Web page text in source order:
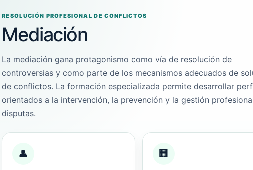
RESOLUCIÓN PROFESIONAL DE CONFLICTOS
Mediación
La mediación gana protagonismo como vía de resolución de
controversias y como parte de los mecanismos adecuados de
de conflictos. La formación especializada permite desarrollar
orientados a la intervención, la prevención y la gestión
disputas.
👤 🏢